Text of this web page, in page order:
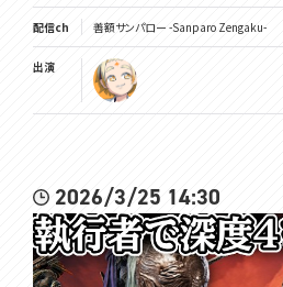
配信ch 善額サンパロー -Sanparo Zengaku-
出演
2026/3/25 14:30